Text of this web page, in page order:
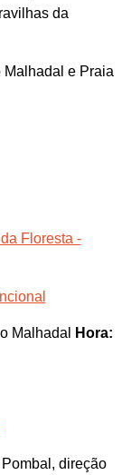
da
Malhadal e Praia
Floresta -
Malhadal
Hora:
direção